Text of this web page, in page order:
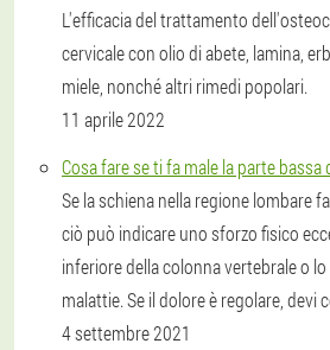
L'efficacia del trattamento
cervicale con olio di abete, lamina,
miele, nonché altri rimedi popolari.
11 aprile 2022
Cosa fare se ti fa male la parte bassa
Se la schiena nella regione lombare
ciò può indicare uno sforzo fisico
inferiore della colonna vertebrale o
malattie. Se il dolore è regolare, devi
4 settembre 2021